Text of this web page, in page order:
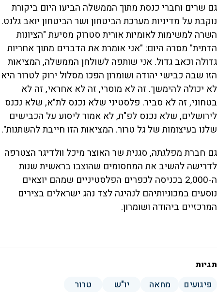
גם שרים וחברי כנסת מתוך הממשלה הביעו היום ביקורת
נוקבת על מדיניות מערכת הביטחון ושר הביטחון יואב גלנט.
השרה למשימות לאומיות אורית סטרוק מסיעת "הציונות
הדתית" מסרה היום: "אני אומרת את הדברים מתוך אחריות
גדולה וכאב גדול. אני שותפה לשולחן הממשלה, המציאות
הזו שבה כבישי יהודה ושומרון הפכו מסלול ירוק לטרור היא
לא יכולה להימשך. זה לא מוסרי, זה לא אחראי, זה לא
בטחוני, זה לא סביר. פלסטיני שלא נכנס לת"א, שלא נכנס
לירושלים, שלא נכנס לפ"ת, לא אמור ליסוע על הכבישים
שלנו בעיצומות של גל טרור. המציאות הזו חייבת להשתנות".
גם חברת מפלגתה, סגנית שר האוצר מיכל וולדיגר הצטרפה
לדרישה להשיב את המחסומים שהוצבו בראשית שנות
ה-2,000 בכניסה לכפרים הפלסטיניים שמהם יוצאים
נוסעים במכוניותיהם לנהיגה לצד נהג ישראלים בצירים
המרכזיים ביהודה ושומרון.
תגיות
פיגועים מחאה יו"ש טרור